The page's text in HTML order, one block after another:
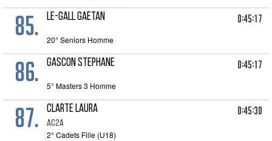
85. LE-GALL GAETAN 0:45:17
20° Seniors Homme
86. GASCON STEPHANE 0:45:17
5° Masters 3 Homme
87. CLARTE LAURA
AC2A
0:45:30
2° Cadets Fille (U18)